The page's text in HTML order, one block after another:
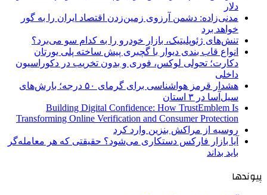
دلار
مدنی‌زاده: دشمن آرزوی زمین‌زدن اقتصاد ایران را به گور
خواهد برد
تنش‌های ژئوپلیتیک، بازار خودرو را به کدام سو می‌برد؟
انواع قاب بندی دیوار با گچبری پیش ساخته پلی یورتان
دکارت؛ تحولی لوکس، فوری و بدون تخریب در دکوراسیون
داخلی
هشدار قرمز هواشناسی برای گرمای ۵۰ درجه؛ بارش‌های
سیل‌آسا در ۳ استان
Building Digital Confidence: How TrustEmblem Is
Transforming Online Verification and Consumer Protection
روسیه از مراکش بنزین وارد کرد
آیا بازار فارکس دستکاری می‌شود؟ حقیقتی که هر معامله‌گر
باید بداند
پیوندها